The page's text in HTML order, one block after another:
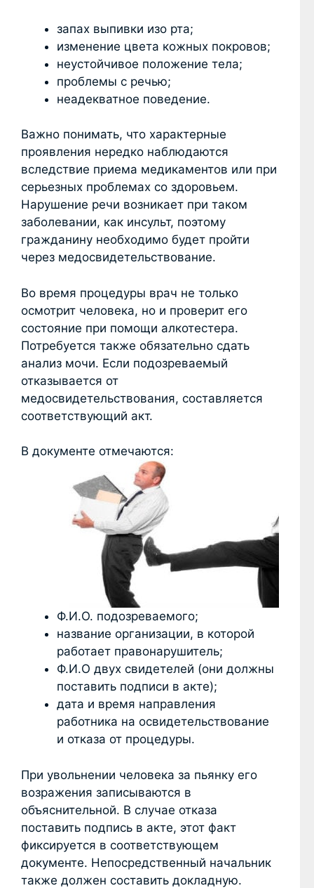
запах выпивки изо рта;
изменение цвета кожных покровов;
неустойчивое положение тела;
проблемы с речью;
неадекватное поведение.
Важно понимать, что характерные
проявления нередко наблюдаются
вследствие приема медикаментов или при
серьезных проблемах со здоровьем.
Нарушение речи возникает при таком
заболевании, как инсульт, поэтому
гражданину необходимо будет пройти
через медосвидетельствование.
Во время процедуры врач не только
осмотрит человека, но и проверит его
состояние при помощи алкотестера.
Потребуется также обязательно сдать
анализ мочи. Если подозреваемый
отказывается от
медосвидетельствования, составляется
соответствующий акт.
В документе отмечаются:
Ф.И.О. подозреваемого;
название организации, в которой
работает правонарушитель;
Ф.И.О двух свидетелей (они должны
поставить подписи в акте);
дата и время направления
работника на освидетельствование
и отказа от процедуры.
При увольнении человека за пьянку его
возражения записываются в
объяснительной. В случае отказа
поставить подпись в акте, этот факт
фиксируется в соответствующем
документе. Непосредственный начальник
также должен составить докладную.